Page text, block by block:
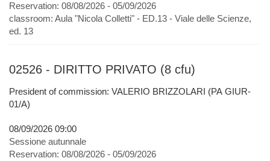
Reservation: 08/08/2026 - 05/09/2026
classroom: Aula "Nicola Colletti" - ED.13 - Viale delle Scienze,
ed. 13
02526 - DIRITTO PRIVATO (8 cfu)
President of commission: VALERIO BRIZZOLARI (PA GIUR-
01/A)
08/09/2026 09:00
Sessione autunnale
Reservation: 08/08/2026 - 05/09/2026